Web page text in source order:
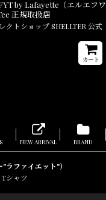
by Lafayette（エルエフワ
正規取扱店
クトショップ SHELLTER 公式
カート
NEW ARRIVAL BRAND
ラファイエット"）
シャツ